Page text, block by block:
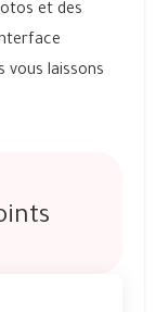
et des
vous laissons